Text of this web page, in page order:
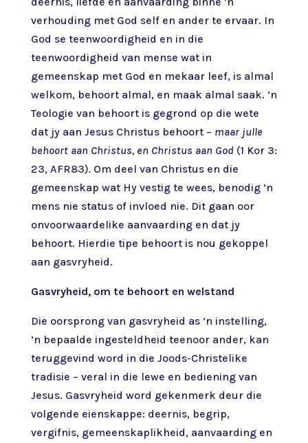
verhouding met God self en ander te ervaar. In
God se teenwoordigheid en in die
teenwoordigheid van mense wat in
gemeenskap met God en mekaar leef, is almal
welkom, behoort almal, en maak almal saak. ’n
Teologie van behoort is gegrond op die wete
dat jy aan Jesus Christus behoort – maar julle
behoort aan Christus, en Christus aan God (1 Kor 3:
23, AFR83).Om deel van Christus en die
gemeenskap wat Hy vestig te wees, benodig ’n
mens nie status of invloed nie. Dit gaan oor
onvoorwaardelike aanvaarding en dat jy
behoort. Hierdie tipe behoort is nou gekoppel
aan gasvryheid.
Gasvryheid, om te behoort en welstand
Die oorsprong van gasvryheid as ’n instelling,
’n bepaalde ingesteldheid teenoor ander, kan
teruggevind word in die Joods-Christelike
tradisie – veral in die lewe en bediening van
Jesus. Gasvryheid word gekenmerk deur die
volgende eienskappe: deernis, begrip,
vergifnis, gemeenskaplikheid, aanvaarding en